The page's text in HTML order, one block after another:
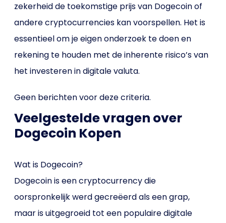
zekerheid de toekomstige prijs van Dogecoin of
andere cryptocurrencies kan voorspellen. Het is
essentieel om je eigen onderzoek te doen en
rekening te houden met de inherente risico’s van
het investeren in digitale valuta.
Geen berichten voor deze criteria.
Veelgestelde vragen over
Dogecoin Kopen
Wat is Dogecoin?
Dogecoin is een cryptocurrency die
oorspronkelijk werd gecreëerd als een grap,
maar is uitgegroeid tot een populaire digitale